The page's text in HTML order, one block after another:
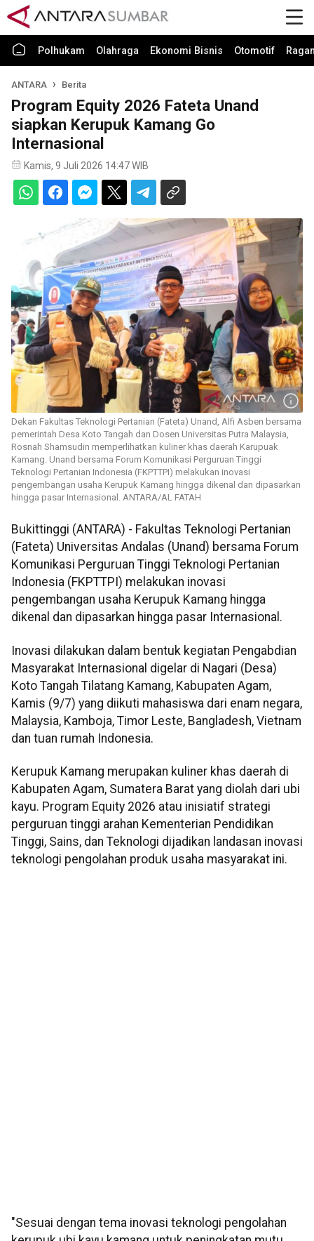
Polhukam Olahraga Ekonomi Bisnis Otomotif
ANTARA Berita
Program Equity 2026 Fateta Unand
siapkan Kerupuk Kamang Go
Internasional
Kamis, 9 Juli 2026 14:47 WIB
Dekan Fakultas Teknologi Pertanian (Fateta) Unand, Alfi Asben bersama
pemerintah Desa Koto Tangah dan Dosen Universitas Putra Malaysia,
Rosnah Shamsudin memperlihatkan kuliner khas daerah Karupuak
Kamang. Unand bersama Forum Komunikasi Perguruan Tinggi
Teknologi Pertanian Indonesia (FKPTTPI) melakukan inovasi
pengembangan usaha Kerupuk Kamang hingga dikenal dan dipasarkan
hingga pasar Internasional. ANTARA/AL FATAH
Bukittinggi (ANTARA) - Fakultas Teknologi Pertanian
(Fateta) Universitas Andalas (Unand) bersama Forum
Komunikasi Perguruan Tinggi Teknologi Pertanian
Indonesia (FKPTTPI) melakukan inovasi
pengembangan usaha Kerupuk Kamang hingga
dikenal dan dipasarkan hingga pasar Internasional.
Inovasi dilakukan dalam bentuk kegiatan Pengabdian
Masyarakat Internasional digelar di Nagari (Desa)
Koto Tangah Tilatang Kamang, Kabupaten Agam,
Kamis (9/7) yang diikuti mahasiswa dari enam negara,
Malaysia, Kamboja, Timor Leste, Bangladesh, Vietnam
dan tuan rumah Indonesia.
Kerupuk Kamang merupakan kuliner khas daerah di
Kabupaten Agam, Sumatera Barat yang diolah dari ubi
kayu. Program Equity 2026 atau inisiatif strategi
perguruan tinggi arahan Kementerian Pendidikan
Tinggi, Sains, dan Teknologi dijadikan landasan inovasi
teknologi pengolahan produk usaha masyarakat ini.
"Sesuai dengan tema inovasi teknologi pengolahan